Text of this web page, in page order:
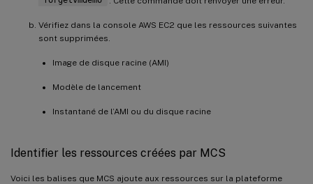
Vérifiez dans la console AWS EC2 que les ressources suivantes
sont supprimées.
Image de disque racine (AMI)
Modèle de lancement
Instantané de l’AMI ou du disque racine
Identifier les ressources créées par MCS
Voici les balises que MCS ajoute aux ressources sur la plateforme